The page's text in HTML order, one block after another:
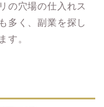
の穴場の仕入れス
多く、副業を探し
す。